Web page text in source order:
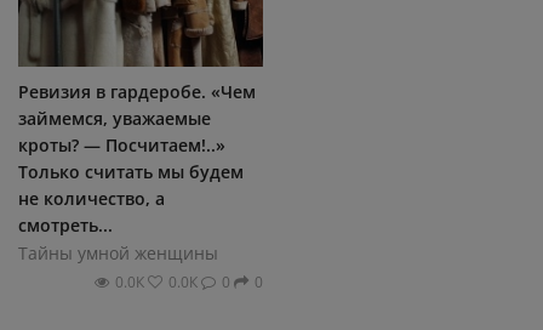
Ревизия в гардеробе. «Чем
займемся, уважаемые
кроты? — Посчитаем!..»
Только считать мы будем
не количество, а
смотреть...
Тайны умной женщины
0.0К 0.0К 0 0